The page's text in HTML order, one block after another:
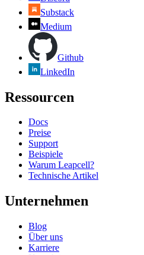
Substack
Medium
Github
LinkedIn
Ressourcen
Docs
Preise
Support
Beispiele
Warum Leapcell?
Technische Artikel
Unternehmen
Blog
Über uns
Karriere